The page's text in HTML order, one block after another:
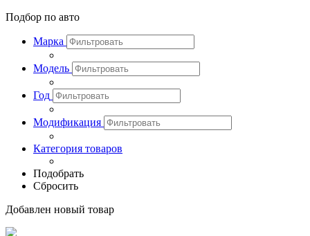
Подбор по авто
Марка
Модель
Год
Модификация
Категория товаров
Подобрать
Сбросить
Добавлен новый товар